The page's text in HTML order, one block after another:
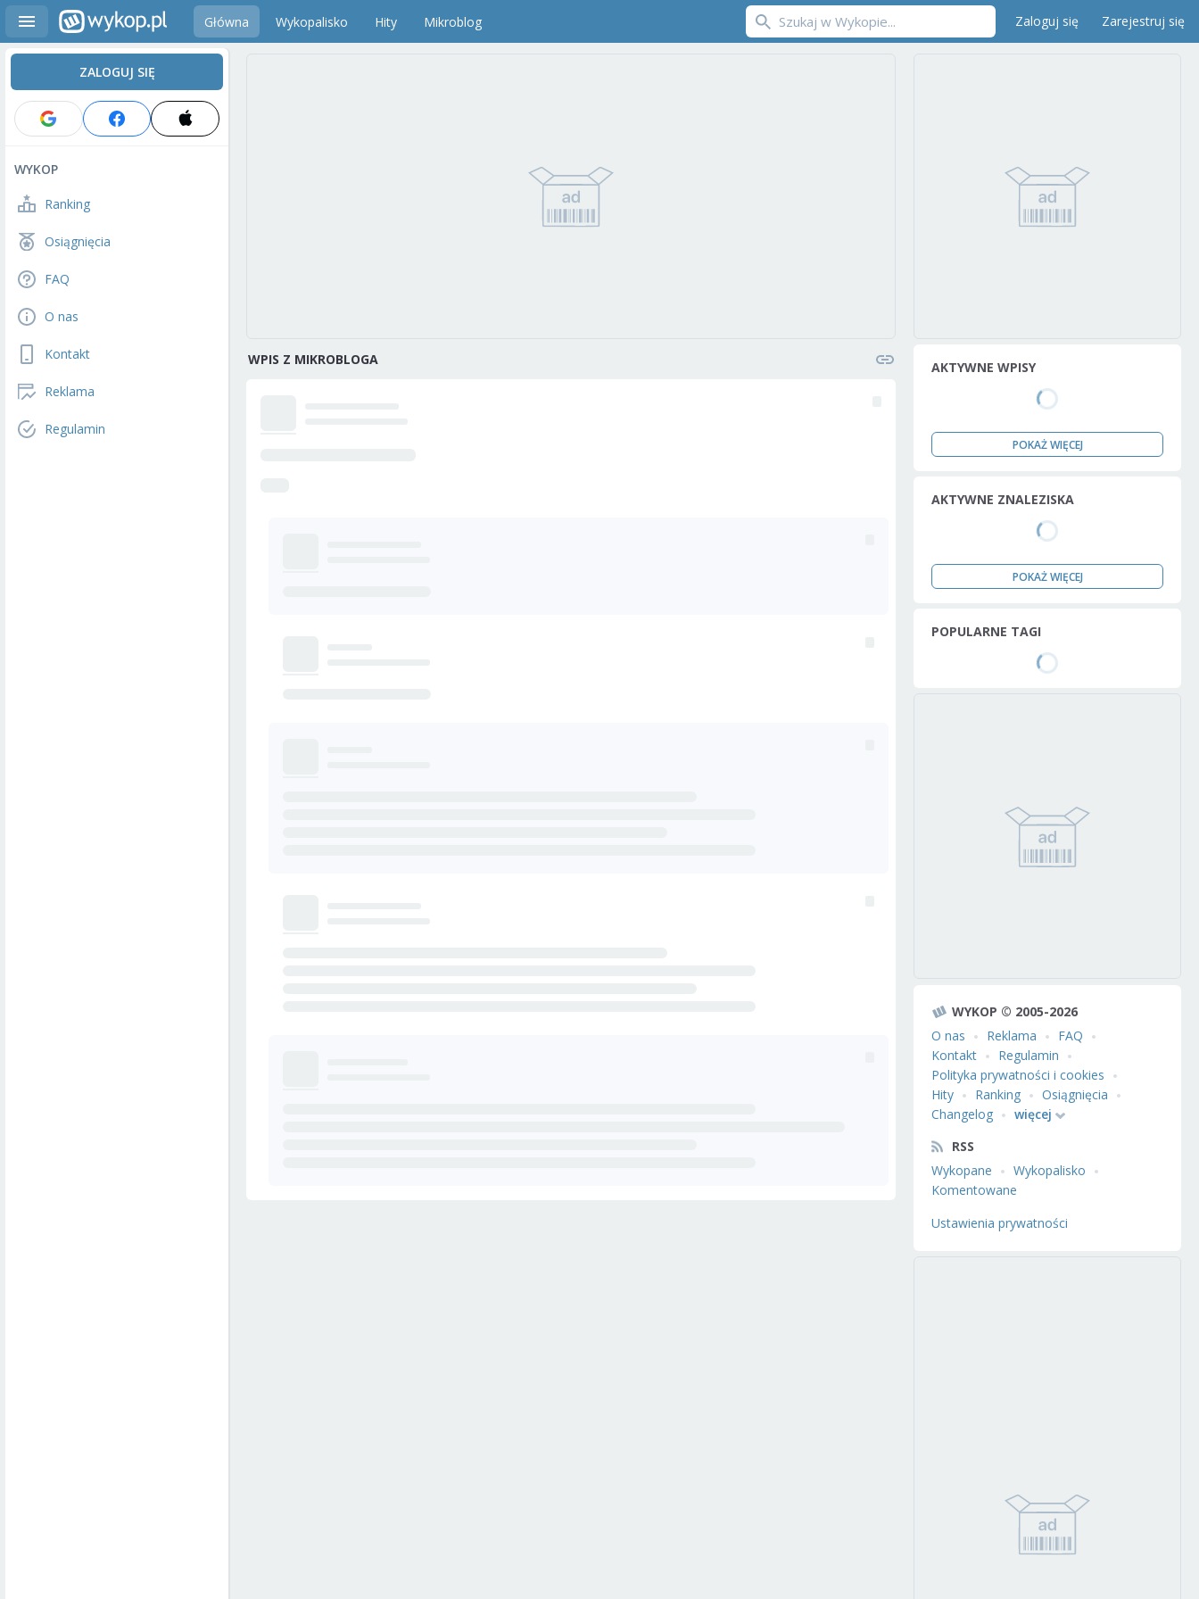
Główna Wykopalisko Hity Mikroblog Zaloguj się Zarejestruj się
ZALOGUJ SIĘ
WYKOP
Ranking
Osiągnięcia
FAQ
O nas
Kontakt
Reklama
Regulamin
WPIS Z MIKROBLOGA AKTYWNE WPISY
POKAŻ WIĘCEJ
AKTYWNE ZNALEZISKA
POKAŻ WIĘCEJ
POPULARNE TAGI
WYKOP © 2005-2026
O nas
Reklama
FAQ
Kontakt
Regulamin
Polityka prywatności i cookies
Hity
Ranking
Osiągnięcia
Changelog
więcej
RSS
Wykopane
Wykopalisko
Komentowane
Ustawienia prywatności